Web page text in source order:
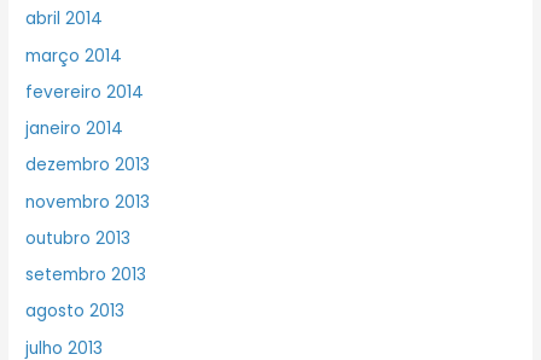
abril 2014
março 2014
fevereiro 2014
janeiro 2014
dezembro 2013
novembro 2013
outubro 2013
setembro 2013
agosto 2013
julho 2013